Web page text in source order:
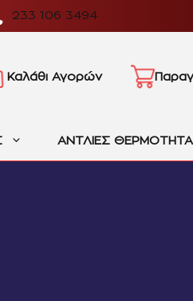
233 106 3494
Καλάθι Αγορών
ΑΝΤΛΙΕΣ